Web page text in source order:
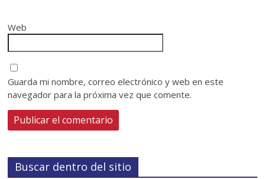
Web
Guarda mi nombre, correo electrónico y web en este
navegador para la próxima vez que comente.
Buscar dentro del sitio